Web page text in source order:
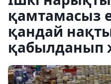
қамтамасыз
қандай
қабылданып